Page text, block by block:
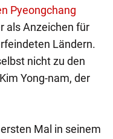
Pyeongchang
als Anzeichen für
Ländern.
nicht zu den
Yong-nam, der
Mal in seinem